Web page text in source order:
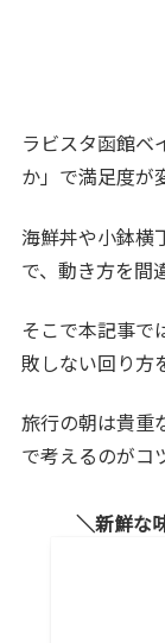
ラビスタ函館ベ
か」で満足度が
海鮮丼や小鉢横
で、動き方を間
そこで本記事で
敗しない回り方
旅行の朝は貴重
で考えるのがコ
新鮮な